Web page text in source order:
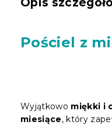
Pościel z
Wyjątkowo miękki i
miesiące, który